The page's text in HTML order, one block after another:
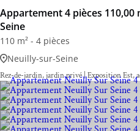
Appartement 4 pièces 110,00
Seine
110 m² - 4 pièces
Neuilly-sur-Seine
Rez-de-jardin, jardin privé | Exposition Est,